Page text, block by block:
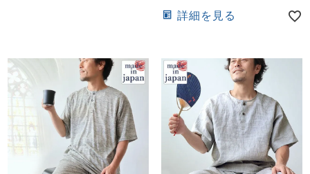
- Item Ranking -
- New Arrival -
すべてのデザインのパジャマ一覧はこちら
詳細を見る